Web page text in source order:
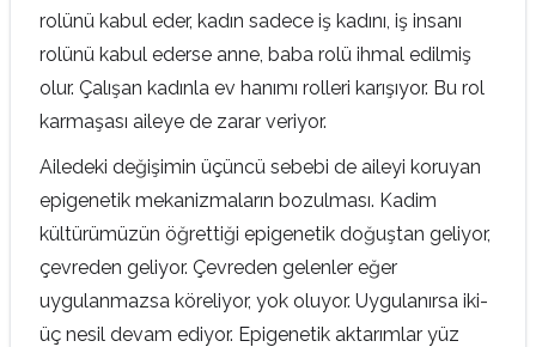
rolünü kabul eder, kadın sadece iş kadını, iş insanı
rolünü kabul ederse anne, baba rolü ihmal edilmiş
olur. Çalışan kadınla ev hanımı rolleri karışıyor. Bu rol
karmaşası aileye de zarar veriyor.
Ailedeki değişimin üçüncü sebebi de aileyi koruyan
epigenetik mekanizmaların bozulması. Kadim
kültürümüzün öğrettiği epigenetik doğuştan geliyor,
çevreden geliyor. Çevreden gelenler eğer
uygulanmazsa köreliyor, yok oluyor. Uygulanırsa iki-
üç nesil devam ediyor. Epigenetik aktarımlar yüz